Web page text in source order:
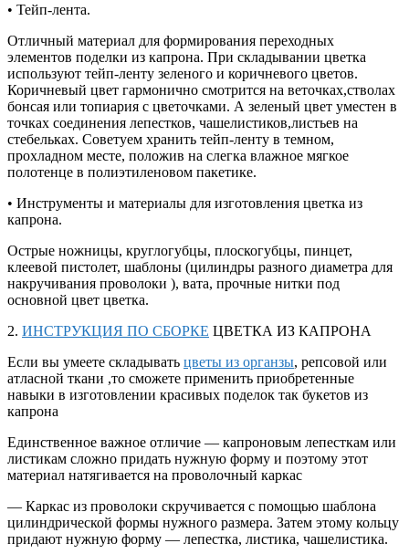
• Тейп-лента.
Отличный материал для формирования переходных
элементов поделки из капрона. При складывании цветка
используют тейп-ленту зеленого и коричневого цветов.
Коричневый цвет гармонично смотрится на веточках,стволах
бонсая или топиария с цветочками. А зеленый цвет уместен в
точках соединения лепестков, чашелистиков,листьев на
стебельках. Советуем хранить тейп-ленту в темном,
прохладном месте, положив на слегка влажное мягкое
полотенце в полиэтиленовом пакетике.
• Инструменты и материалы для изготовления цветка из
капрона.
Острые ножницы, круглогубцы, плоскогубцы, пинцет,
клеевой пистолет, шаблоны (цилиндры разного диаметра для
накручивания проволоки ), вата, прочные нитки под
основной цвет цветка.
2. ИНСТРУКЦИЯ ПО СБОРКЕ ЦВЕТКА ИЗ КАПРОНА
Если вы умеете складывать цветы из органзы, репсовой или
атласной ткани ,то сможете применить приобретенные
навыки в изготовлении красивых поделок так букетов из
капрона
Единственное важное отличие — капроновым лепесткам или
листикам сложно придать нужную форму и поэтому этот
материал натягивается на проволочный каркас
— Каркас из проволоки скручивается с помощью шаблона
цилиндрической формы нужного размера. Затем этому кольцу
придают нужную форму — лепестка, листика, чашелистика.